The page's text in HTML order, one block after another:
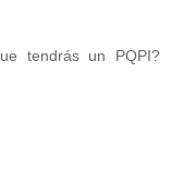
tendrás un PQPI?